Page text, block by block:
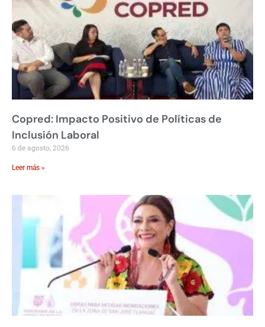
Copred: Impacto Positivo de Políticas de
Inclusión Laboral
6 de agosto, 2026
Leer más »